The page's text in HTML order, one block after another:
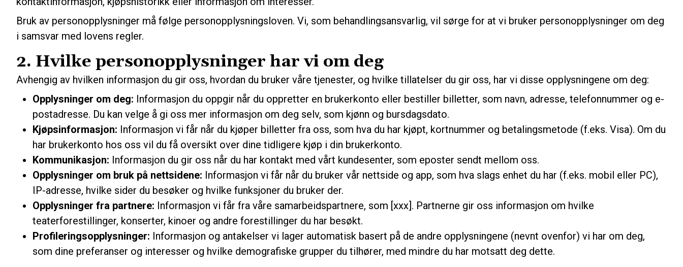
Bruk av personopplysninger må følge personopplysningsloven. Vi, som behandlingsansvarlig, vil sørge for at vi bruker personopplysninger om deg
i samsvar med lovens regler.
2. Hvilke personopplysninger har vi om deg
Avhengig av hvilken informasjon du gir oss, hvordan du bruker våre tjenester, og hvilke tillatelser du gir oss, har vi disse opplysningene om deg:
Opplysninger om deg: Informasjon du oppgir når du oppretter en brukerkonto eller bestiller billetter, som navn, adresse, telefonnummer og e-
postadresse. Du kan velge å gi oss mer informasjon om deg selv, som kjønn og bursdagsdato.
Kjøpsinformasjon: Informasjon vi får når du kjøper billetter fra oss, som hva du har kjøpt, kortnummer og betalingsmetode (f.eks. Visa). Om du
har brukerkonto hos oss vil du få oversikt over dine tidligere kjøp i din brukerkonto.
Kommunikasjon: Informasjon du gir oss når du har kontakt med vårt kundesenter, som eposter sendt mellom oss.
Opplysninger om bruk på nettsidene: Informasjon vi får når du bruker vår nettside og app, som hva slags enhet du har (f.eks. mobil eller PC),
IP-adresse, hvilke sider du besøker og hvilke funksjoner du bruker der.
Opplysninger fra partnere: Informasjon vi får fra våre samarbeidspartnere, som [xxx]. Partnerne gir oss informasjon om hvilke
teaterforestillinger, konserter, kinoer og andre forestillinger du har besøkt.
Profileringsopplysninger: Informasjon og antakelser vi lager automatisk basert på de andre opplysningene (nevnt ovenfor) vi har om deg,
som dine preferanser og interesser og hvilke demografiske grupper du tilhører, med mindre du har motsatt deg dette.